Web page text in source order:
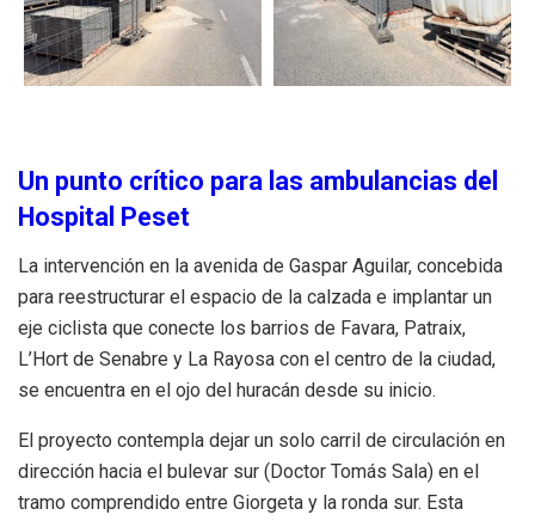
Un punto crítico para las ambulancias del
Hospital Peset
La intervención en la avenida de Gaspar Aguilar, concebida
para reestructurar el espacio de la calzada e implantar un
eje ciclista que conecte los barrios de Favara, Patraix,
L’Hort de Senabre y La Rayosa con el centro de la ciudad,
se encuentra en el ojo del huracán desde su inicio.
El proyecto contempla dejar un solo carril de circulación en
dirección hacia el bulevar sur (Doctor Tomás Sala) en el
tramo comprendido entre Giorgeta y la ronda sur. Esta